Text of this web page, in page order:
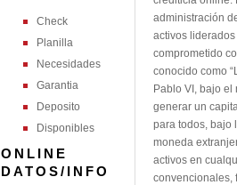
Check
Planilla
Necesidades
Garantia
Deposito
Disponibles
ONLINE
DATOS/INFO
administración
activos
comprometido
conocido como
Pablo VI, bajo el
generar un
para todos, bajo
moneda
activos en
convencionales,